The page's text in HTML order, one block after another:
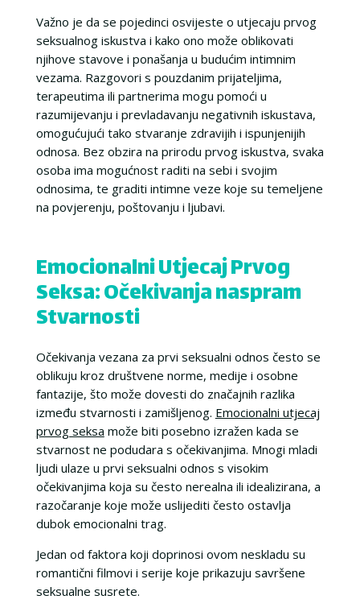
Važno je da se pojedinci osvijeste o utjecaju prvog
seksualnog iskustva i kako ono može oblikovati
njihove stavove i ponašanja u budućim intimnim
vezama. Razgovori s pouzdanim prijateljima,
terapeutima ili partnerima mogu pomoći u
razumijevanju i prevladavanju negativnih iskustava,
omogućujući tako stvaranje zdravijih i ispunjenijih
odnosa. Bez obzira na prirodu prvog iskustva, svaka
osoba ima mogućnost raditi na sebi i svojim
odnosima, te graditi intimne veze koje su temeljene
na povjerenju, poštovanju i ljubavi.
Emocionalni Utjecaj Prvog
Seksa: Očekivanja naspram
Stvarnosti
Očekivanja vezana za prvi seksualni odnos često se
oblikuju kroz društvene norme, medije i osobne
fantazije, što može dovesti do značajnih razlika
između stvarnosti i zamišljenog. Emocionalni utjecaj
prvog seksa može biti posebno izražen kada se
stvarnost ne podudara s očekivanjima. Mnogi mladi
ljudi ulaze u prvi seksualni odnos s visokim
očekivanjima koja su često nerealna ili idealizirana, a
razočaranje koje može uslijediti često ostavlja
dubok emocionalni trag.
Jedan od faktora koji doprinosi ovom neskladu su
romantični filmovi i serije koje prikazuju savršene
seksualne susrete.